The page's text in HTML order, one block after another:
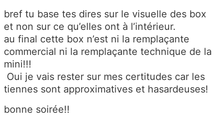
bref tu base tes dires sur le visuelle des box
et non sur ce qu’elles ont à l’intérieur.
au final cette box n’est ni la remplaçante
commercial ni la remplaçante technique de la
mini!!!
Oui je vais rester sur mes certitudes car les
tiennes sont approximatives et hasardeuses!
bonne soirée!!